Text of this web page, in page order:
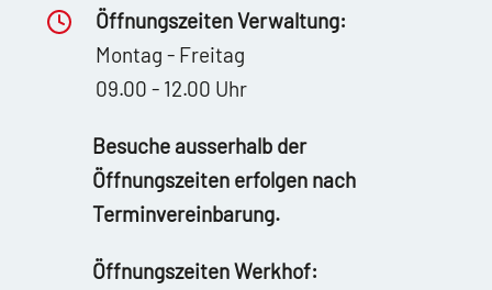
Öffnungszeiten Verwaltung:
Montag - Freitag
09.00 - 12.00 Uhr
Besuche ausserhalb der
Öffnungszeiten erfolgen nach
Terminvereinbarung.
Öffnungszeiten Werkhof: